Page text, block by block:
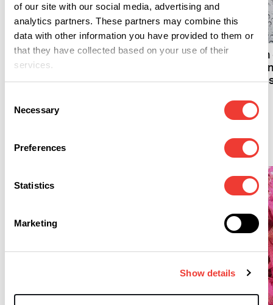
of our site with our social media, advertising and
analytics partners. These partners may combine this
data with other information you have provided to them or
that they have collected based on your use of their
services.
Selection
Necessary
Preferences
Statistics
Marketing
Show details
C
Hasta siempre, Henk
IJpelaar
C
Humedad relativa en
cultivo: el exceso
floración y reduce
EC